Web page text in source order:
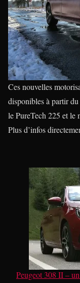
Ces nouvelles
disponibles à partir
le PureTech 225 et le
Plus d’infos
Peugeot 308 II –